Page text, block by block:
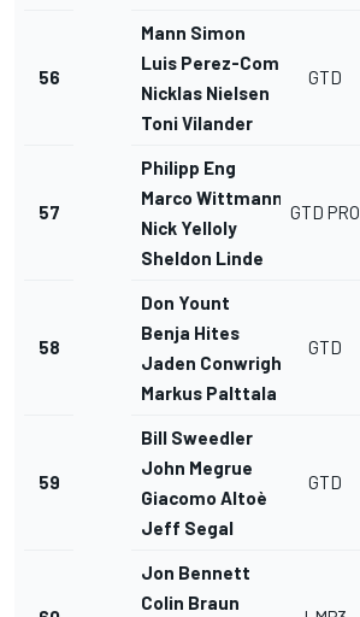
56
Mann Simon
Luis Perez-Companc
Nicklas Nielsen
Toni Vilander
GTD
57
Philipp Eng
Marco Wittmann
Nick Yelloly
Sheldon Linde
GTD PRO
58
Don Yount
Benja Hites
Jaden Conwright
Markus Palttala
GTD
59
Bill Sweedler
John Megrue
Giacomo Altoè
Jeff Segal
GTD
Jon Bennett
Colin Braun